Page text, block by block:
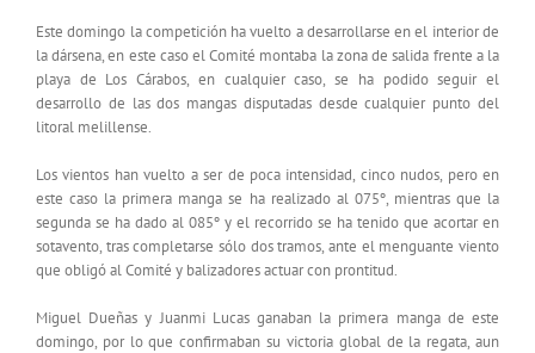
Este domingo la competición ha vuelto a desarrollarse en el interior de
la dársena, en este caso el Comité montaba la zona de salida frente a la
playa de Los Cárabos, en cualquier caso, se ha podido seguir el
desarrollo de las dos mangas disputadas desde cualquier punto del
litoral melillense.
Los vientos han vuelto a ser de poca intensidad, cinco nudos, pero en
este caso la primera manga se ha realizado al 075º, mientras que la
segunda se ha dado al 085º y el recorrido se ha tenido que acortar en
sotavento, tras completarse sólo dos tramos, ante el menguante viento
que obligó al Comité y balizadores actuar con prontitud.
Miguel Dueñas y Juanmi Lucas ganaban la primera manga de este
domingo, por lo que confirmaban su victoria global de la regata, aun